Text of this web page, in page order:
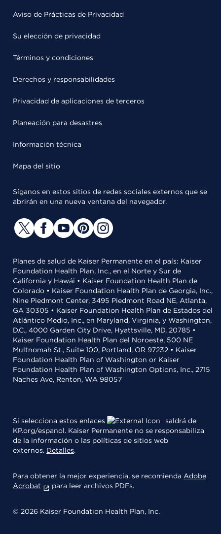
Aviso de Prácticas de Privacidad
Su elección de privacidad
Términos y condiciones
Derechos y responsabilidades
Privacidad de aplicaciones de terceros
Planeación para desastres
Información técnica
Mapa del sitio
Síganos en estos sitios de redes sociales externos que se
abrirán en una nueva ventana del navegador.
Planes de salud de Kaiser Permanente en el país: Kaiser
Foundation Health Plan, Inc., en el Norte y Sur de
California y Hawái • Kaiser Foundation Health Plan de
Colorado • Kaiser Foundation Health Plan de Georgia, Inc.,
Nine Piedmont Center, 3495 Piedmont Road NE, Atlanta,
GA 30305 • Kaiser Foundation Health Plan de Estados del
Atlántico Medio, Inc., en Maryland, Virginia, y Washington,
D.C., 4000 Garden City Drive, Hyattsville, MD, 20785 •
Kaiser Foundation Health Plan del Noroeste, 500 NE
Multnomah St., Suite 100, Portland, OR 97232 • Kaiser
Foundation Health Plan of Washington or Kaiser
Foundation Health Plan of Washington Options, Inc., 2715
Naches Ave, Renton, WA 98057
Si selecciona estos enlaces
saldrá de
KP.org/espanol. Kaiser Permanente no se responsabiliza
de la información o las políticas de sitios web
externos. Detalles.
Para obtener la mejor experiencia, se recomienda Adobe
Acrobat
para leer archivos PDFs.
© 2026 Kaiser Foundation Health Plan, Inc.